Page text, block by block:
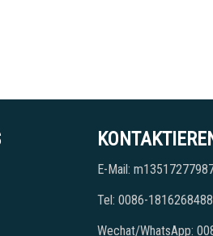
E-Mail:
Tel: 0086-
Wechat/WhatsApp: